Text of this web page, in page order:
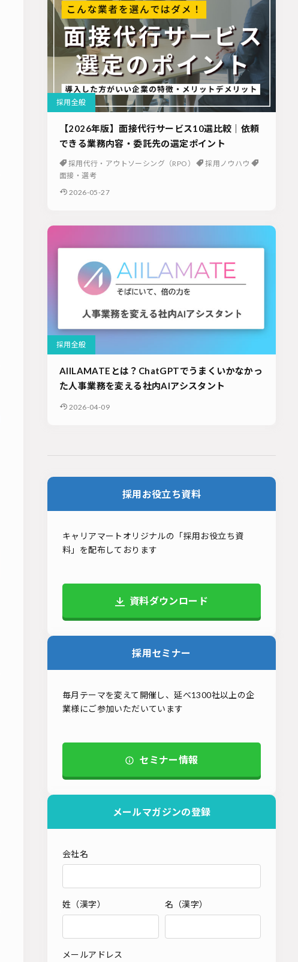
採用全般
【2026年版】面接代行サービス10選比較｜依頼
できる業務内容・委託先の選定ポイント
採用代行・アウトソーシング（RPO）
採用ノウハウ
面接・選考
2026-05-27
採用全般
AIILAMATEとは？ChatGPTでうまくいかなかっ
た人事業務を変える社内AIアシスタント
2026-04-09
採用お役立ち資料
キャリアマートオリジナルの「採用お役立ち資
料」を配布しております
資料ダウンロード
採用セミナー
毎月テーマを変えて開催し、延べ1300社以上の企
業様にご参加いただいています
セミナー情報
メールマガジンの登録
会社名
姓（漢字） 名（漢字）
メールアドレス